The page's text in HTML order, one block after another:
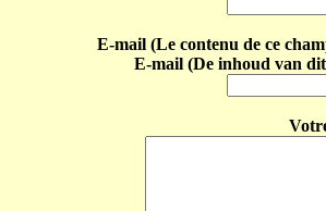
E-mail (Le contenu de ce
E-mail (De inhoud van